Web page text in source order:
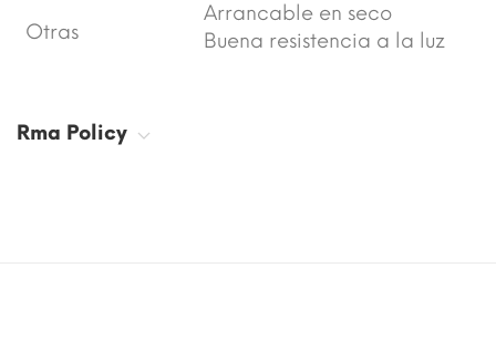
Otras
Arrancable en seco
Buena resistencia a la luz
Rma Policy